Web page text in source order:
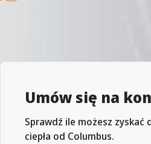
Umów się na
Sprawdź ile możesz zyskać
ciepła od Columbus.